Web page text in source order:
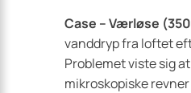
Case – Værløse
vanddryp fra loftet
Problemet viste sig
mikroskopiske